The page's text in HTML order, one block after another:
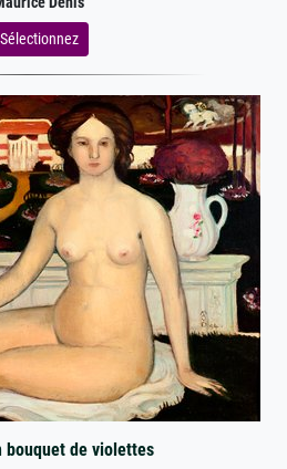
Sélectionnez
bouquet de violettes